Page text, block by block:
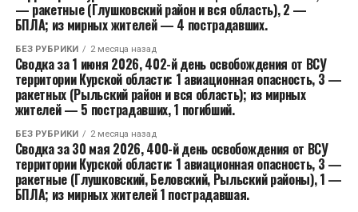
— ракетные (Глушковский район и вся область), 2 —
БПЛА; из мирных жителей — 4 пострадавших.
БЕЗ РУБРИКИ 2 месяца назад
Сводка за 1 июня 2026, 402-й день освобождения от ВСУ
территории Курской области: 1 авиационная опасность, 3 —
ракетных (Рыльский район и вся область); из мирных
жителей — 5 пострадавших, 1 погибший.
БЕЗ РУБРИКИ 2 месяца назад
Сводка за 30 мая 2026, 400-й день освобождения от ВСУ
территории Курской области: 1 авиационная опасность, 3 —
ракетные (Глушковский, Беловский, Рыльский районы), 1 —
БПЛА; из мирных жителей 1 пострадавшая.